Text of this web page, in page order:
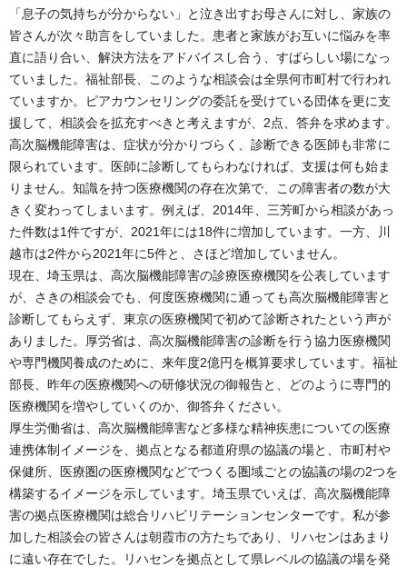
「息子の気持ちが分からない」と泣き出すお母さんに対し、家族の
皆さんが次々助言をしていました。患者と家族がお互いに悩みを率
直に語り合い、解決方法をアドバイスし合う、すばらしい場になっ
ていました。福祉部長、このような相談会は全県何市町村で行われ
ていますか。ピアカウンセリングの委託を受けている団体を更に支
援して、相談会を拡充すべきと考えますが、2点、答弁を求めます。
高次脳機能障害は、症状が分かりづらく、診断できる医師も非常に
限られています。医師に診断してもらわなければ、支援は何も始ま
りません。知識を持つ医療機関の存在次第で、この障害者の数が大
きく変わってしまいます。例えば、2014年、三芳町から相談があっ
た件数は1件ですが、2021年には18件に増加しています。一方、川
越市は2件から2021年に5件と、さほど増加していません。
現在、埼玉県は、高次脳機能障害の診療医療機関を公表しています
が、さきの相談会でも、何度医療機関に通っても高次脳機能障害と
診断してもらえず、東京の医療機関で初めて診断されたという声が
ありました。厚労省は、高次脳機能障害の診断を行う協力医療機関
や専門機関養成のために、来年度2億円を概算要求しています。福祉
部長、昨年の医療機関への研修状況の御報告と、どのように専門的
医療機関を増やしていくのか、御答弁ください。
厚生労働省は、高次脳機能障害など多様な精神疾患についての医療
連携体制イメージを、拠点となる都道府県の協議の場と、市町村や
保健所、医療圏の医療機関などでつくる圏域ごとの協議の場の2つを
構築するイメージを示しています。埼玉県でいえば、高次脳機能障
害の拠点医療機関は総合リハビリテーションセンターです。私が参
加した相談会の皆さんは朝霞市の方たちであり、リハセンはあまり
に遠い存在でした。リハセンを拠点として県レベルの協議の場を発